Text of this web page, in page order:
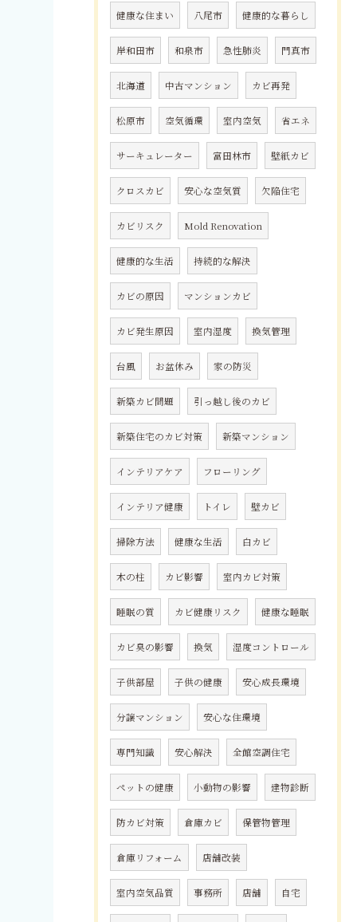
健康な住まい 八尾市 健康的な暮らし
岸和田市 和泉市 急性肺炎 門真市
北海道 中古マンション カビ再発
松原市 空気循環 室内空気 省エネ
サーキュレーター 富田林市 壁紙カビ
クロスカビ 安心な空気質 欠陥住宅
カビリスク Mold Renovation
健康的な生活 持続的な解決
カビの原因 マンションカビ
カビ発生原因 室内湿度 換気管理
台風 お盆休み 家の防災
新築カビ問題 引っ越し後のカビ
新築住宅のカビ対策 新築マンション
インテリアケア フローリング
インテリア健康 トイレ 壁カビ
掃除方法 健康な生活 白カビ
木の柱 カビ影響 室内カビ対策
睡眠の質 カビ健康リスク 健康な睡眠
カビ臭の影響 換気 湿度コントロール
子供部屋 子供の健康 安心成長環境
分譲マンション 安心な住環境
専門知識 安心解決 全館空調住宅
ペットの健康 小動物の影響 建物診断
防カビ対策 倉庫カビ 保管物管理
倉庫リフォーム 店舗改装
室内空気品質 事務所 店舗 自宅